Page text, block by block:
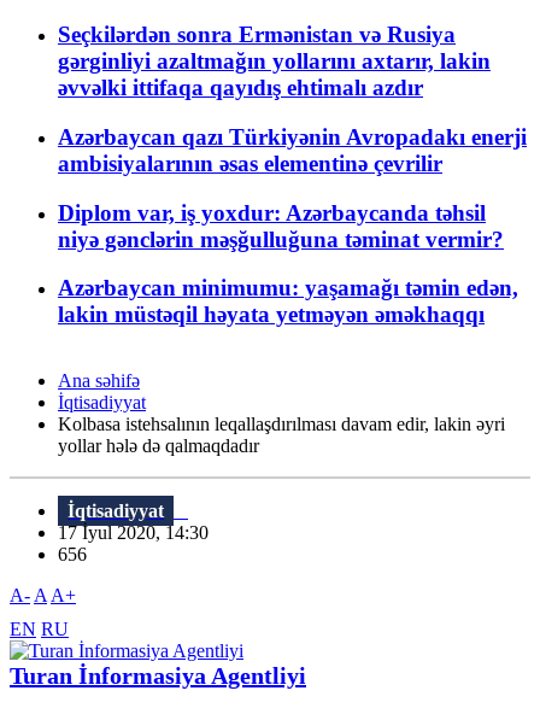
Seçkilərdən sonra Ermənistan və Rusiya
gərginliyi azaltmağın yollarını axtarır, lakin
əvvəlki ittifaqa qayıdış ehtimalı azdır
Azərbaycan qazı Türkiyənin Avropadakı enerji
ambisiyalarının əsas elementinə çevrilir
Diplom var, iş yoxdur: Azərbaycanda təhsil
niyə gənclərin məşğulluğuna təminat vermir?
Azərbaycan minimumu: yaşamağı təmin edən,
lakin müstəqil həyata yetməyən əməkhaqqı
Ana səhifə
İqtisadiyyat
Kolbasa istehsalının leqallaşdırılması davam edir, lakin əyri
yollar hələ də qalmaqdadır
İqtisadiyyat
17 İyul 2020, 14:30
656
A- A A+
EN RU
Turan İnformasiya Agentliyi